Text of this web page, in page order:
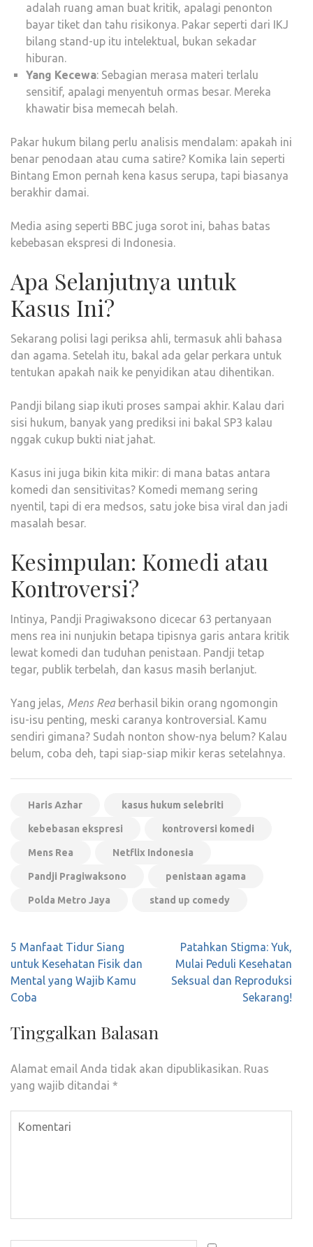
adalah ruang aman buat kritik, apalagi penonton
bayar tiket dan tahu risikonya. Pakar seperti dari IKJ
bilang stand-up itu intelektual, bukan sekadar
hiburan.
Yang Kecewa: Sebagian merasa materi terlalu
sensitif, apalagi menyentuh ormas besar. Mereka
khawatir bisa memecah belah.
Pakar hukum bilang perlu analisis mendalam: apakah ini
benar penodaan atau cuma satire? Komika lain seperti
Bintang Emon pernah kena kasus serupa, tapi biasanya
berakhir damai.
Media asing seperti BBC juga sorot ini, bahas batas
kebebasan ekspresi di Indonesia.
Apa Selanjutnya untuk
Kasus Ini?
Sekarang polisi lagi periksa ahli, termasuk ahli bahasa
dan agama. Setelah itu, bakal ada gelar perkara untuk
tentukan apakah naik ke penyidikan atau dihentikan.
Pandji bilang siap ikuti proses sampai akhir. Kalau dari
sisi hukum, banyak yang prediksi ini bakal SP3 kalau
nggak cukup bukti niat jahat.
Kasus ini juga bikin kita mikir: di mana batas antara
komedi dan sensitivitas? Komedi memang sering
nyentil, tapi di era medsos, satu joke bisa viral dan jadi
masalah besar.
Kesimpulan: Komedi atau
Kontroversi?
Intinya, Pandji Pragiwaksono dicecar 63 pertanyaan
mens rea ini nunjukin betapa tipisnya garis antara kritik
lewat komedi dan tuduhan penistaan. Pandji tetap
tegar, publik terbelah, dan kasus masih berlanjut.
Yang jelas, Mens Rea berhasil bikin orang ngomongin
isu-isu penting, meski caranya kontroversial. Kamu
sendiri gimana? Sudah nonton show-nya belum? Kalau
belum, coba deh, tapi siap-siap mikir keras setelahnya.
Haris Azhar kasus hukum selebriti
kebebasan ekspresi kontroversi komedi
Mens Rea Netflix Indonesia
Pandji Pragiwaksono penistaan agama
Polda Metro Jaya stand up comedy
Navigasi
pos
5 Manfaat Tidur Siang
untuk Kesehatan Fisik dan
Mental yang Wajib Kamu
Coba
Patahkan Stigma: Yuk,
Mulai Peduli Kesehatan
Seksual dan Reproduksi
Sekarang!
Tinggalkan Balasan
Alamat email Anda tidak akan dipublikasikan. Ruas
yang wajib ditandai *